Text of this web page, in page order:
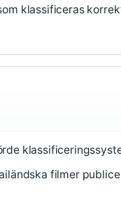
klassificeras
filmer